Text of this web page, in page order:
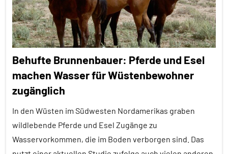
Alle
Tiergruppen
Forschung
aktuell
Inter-
Spezies
Nestbau
Säugetiere
Behufte Brunnenbauer: Pferde und Esel
machen Wasser für Wüstenbewohner
zugänglich
In den Wüsten im Südwesten Nordamerikas graben
wildlebende Pferde und Esel Zugänge zu
Wasservorkommen, die im Boden verborgen sind. Das